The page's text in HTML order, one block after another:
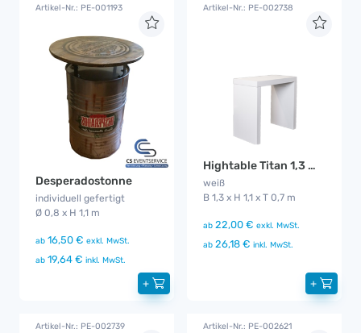
Artikel-Nr.: PE-001193
Desperadostonne
individuell gefertigt
Ø 0,8 x H 1,1 m
ab 16,50 € exkl. MwSt.
ab 19,64 € inkl. MwSt.
+
Artikel-Nr.: PE-002738
Hightable Titan 1,3 m Metall
weiß
B 1,3 x H 1,1 x T 0,7 m
ab 22,00 € exkl. MwSt.
ab 26,18 € inkl. MwSt.
+
Artikel-Nr.: PE-002739 Artikel-Nr.: PE-002621